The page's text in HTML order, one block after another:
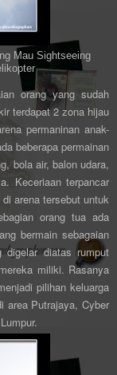
Mau Sightseeing
orang yang sudah
terdapat 2 zona hijau
permaninan anak-
beberapa permainan
bola air, balon udara,
Keceriaan terpancar
arena tersebut untuk
orang tua ada
bermain sebagaian
diatas rumput
miliki. Rasanya
pilihan keluarga
area Putrajaya, Cyber